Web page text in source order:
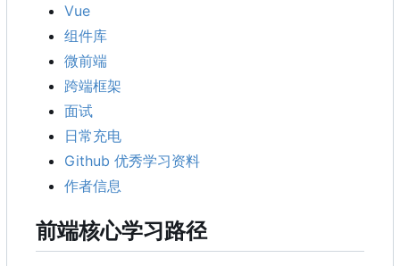
Vue
组件库
微前端
跨端框架
面试
日常充电
Github 优秀学习资料
作者信息
前端核心学习路径